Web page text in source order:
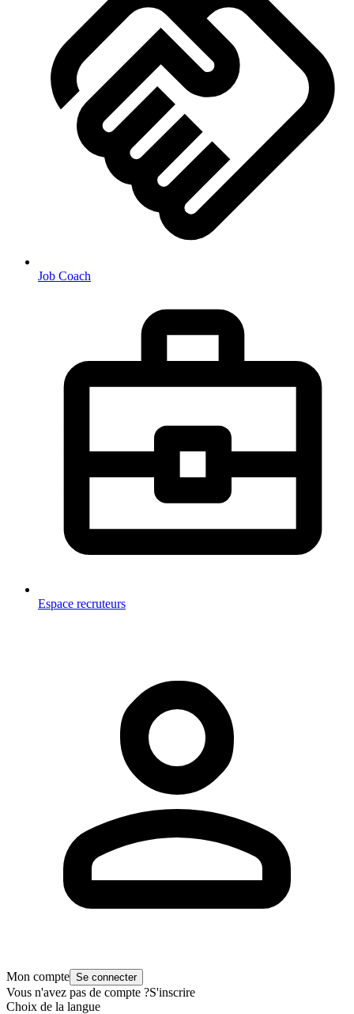
Job Coach
Espace recruteurs
Mon compte Se connecter
Vous n'avez pas de compte ?S'inscrire
Choix de la langue